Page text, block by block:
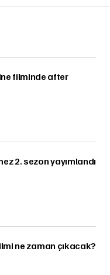
filminde after
2. sezon yayımlandı
ne zaman çıkacak?